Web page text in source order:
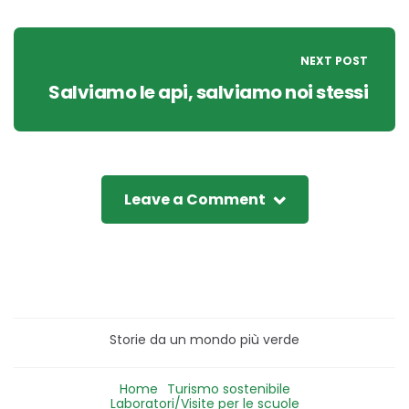
NEXT POST
Salviamo le api, salviamo noi stessi
Leave a Comment
Storie da un mondo più verde
Home Turismo sostenibile
Laboratori/Visite per le scuole